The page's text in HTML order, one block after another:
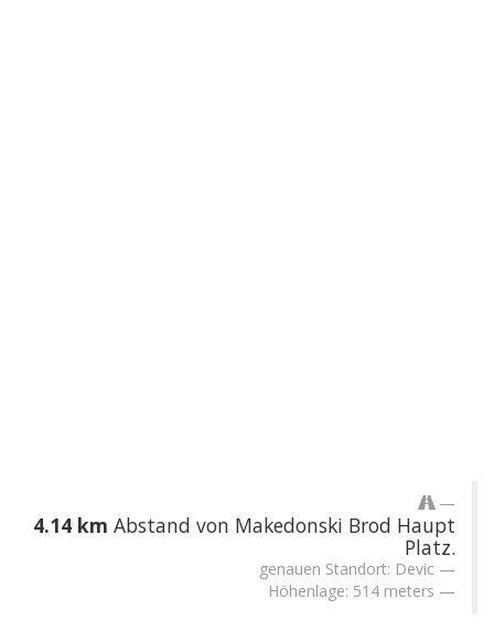
4.14 km Abstand von Makedonski Brod Haupt
Platz.
genauen Standort: Devic
Höhenlage: 514 meters